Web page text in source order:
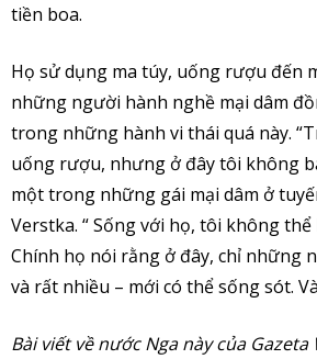
tiền boa.
Họ sử dụng ma túy, uống rượu đến
những người hành nghề mại dâm
trong những hành vi thái quá này.
uống rượu, nhưng ở đây tôi không
một trong những gái mại dâm ở
Verstka. “ Sống với họ, tôi không
Chính họ nói rằng ở đây, chỉ những
và rất nhiều – mới có thể sống sót.
Bài viết về nước Nga này của